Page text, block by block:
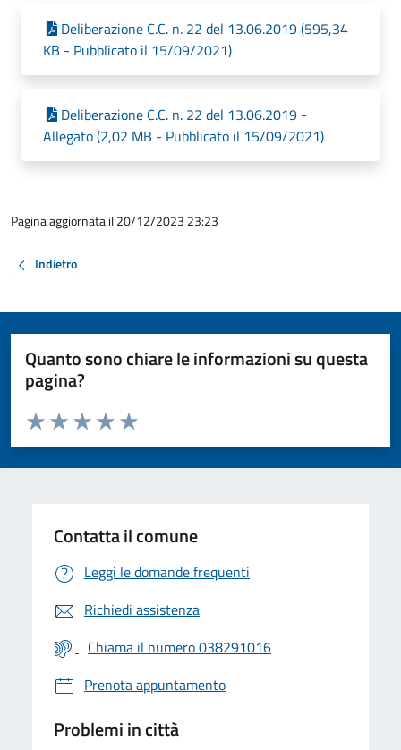
Deliberazione C.C. n. 22 del 13.06.2019 (595,34
KB - Pubblicato il 15/09/2021)
Deliberazione C.C. n. 22 del 13.06.2019 -
Allegato (2,02 MB - Pubblicato il 15/09/2021)
Pagina aggiornata il 20/12/2023 23:23
Indietro
Quanto sono chiare le informazioni su questa
pagina?
Valuta da 1 a 5 stelle la pagina
Valuta 5 stelle su 5
Valuta 4 stelle su 5
Valuta 3 stelle su 5
Valuta 2 stelle su 5
Valuta 1 stelle su 5
Contatta il comune
Leggi le domande frequenti
Richiedi assistenza
Chiama il numero 038291016
Prenota appuntamento
Problemi in città